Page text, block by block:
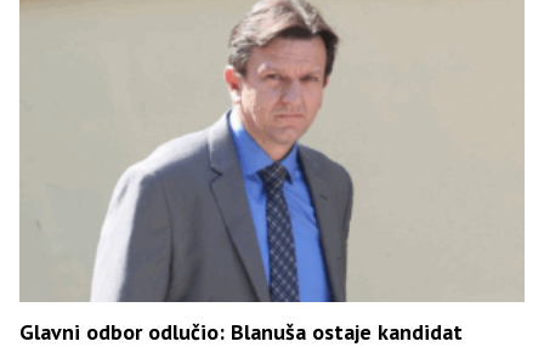
Glavni odbor odlučio: Blanuša ostaje kandidat